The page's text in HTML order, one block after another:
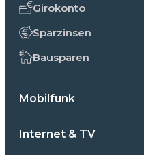
Girokonto
Sparzinsen
Bausparen
Mobilfunk
Internet & TV